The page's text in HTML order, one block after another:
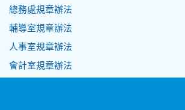
總務處規章辦法
輔導室規章辦法
人事室規章辦法
會計室規章辦法